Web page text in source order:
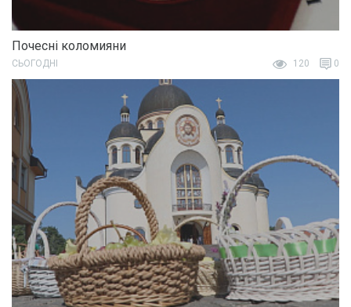
Почесні коломияни
СЬОГОДНІ 120 0